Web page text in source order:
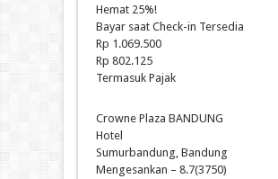
Hemat 25%!
Bayar saat Check-in Tersedia
Rp 1.069.500
Rp 802.125
Termasuk Pajak
Crowne Plaza BANDUNG
Hotel
Sumurbandung, Bandung
Mengesankan – 8.7(3750)